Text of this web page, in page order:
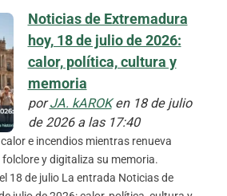
Noticias de Extremadura
hoy, 18 de julio de 2026:
calor, política, cultura y
memoria
porJA. kAROKen 18 de julio
de 2026 a las 17:40
e incendios mientras renueva
folclore y digitaliza su memoria.
18 de julio La entrada Noticias de